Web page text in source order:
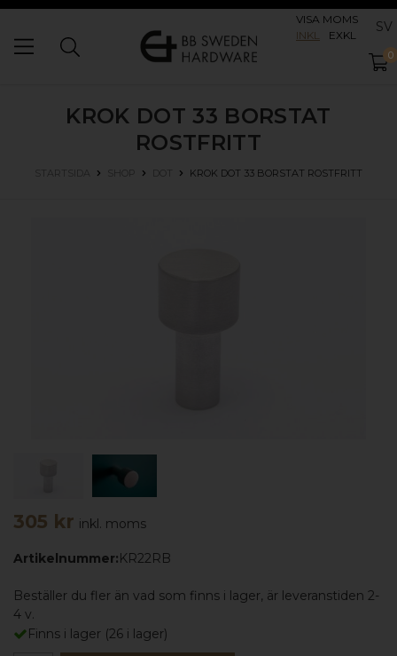
VISA MOMS
INKL
EXKL SV
0
KROK DOT 33 BORSTAT
ROSTFRITT
STARTSIDA SHOP KROK DOT 33 BORSTAT ROSTFRITT
305 kr inkl. moms
Artikelnummer:KR22RB
Beställer du fler än vad som finns i lager, är leveranstiden 2-
4 v.
Finns i lager (26 i lager)